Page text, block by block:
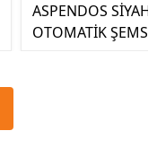
ASPENDOS SİYAH
OTOMATİK